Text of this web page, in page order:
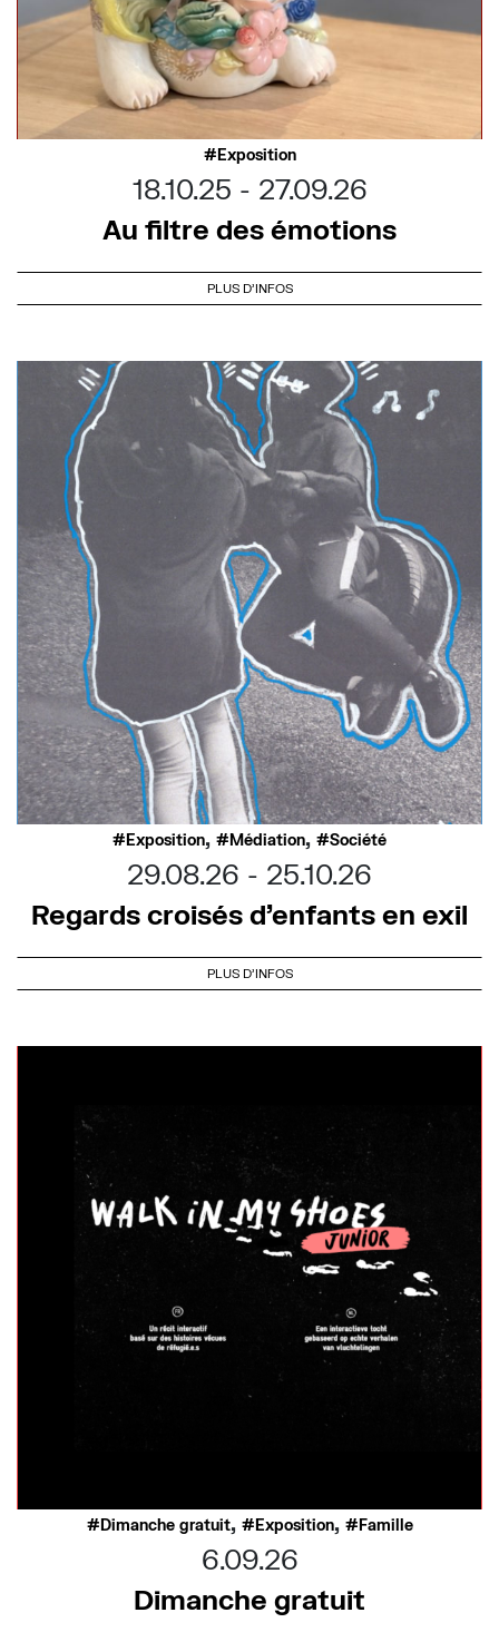
Exposition
18.10.25
27.09.26
Au filtre des émotions
PLUS D'INFOS
Exposition, Médiation, Société
29.08.26
25.10.26
Regards croisés d’enfants en exil
PLUS D'INFOS
Dimanche gratuit, Exposition, Famille
6.09.26
Dimanche gratuit